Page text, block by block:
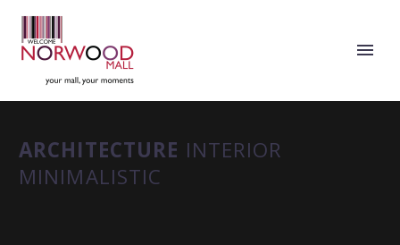
ARCHITECTURE INTERIOR
MINIMALISTIC